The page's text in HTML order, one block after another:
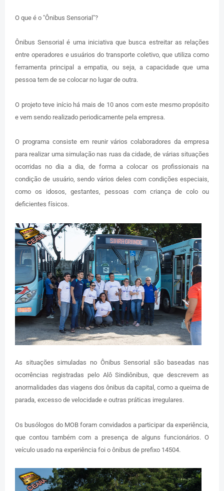
O que é o "Ônibus Sensorial"?
Ônibus Sensorial é uma iniciativa que busca estreitar as relações
entre operadores e usuários do transporte coletivo, que utiliza como
ferramenta principal a empatia, ou seja, a capacidade que uma
pessoa tem de se colocar no lugar de outra.
O projeto teve início há mais de 10 anos com este mesmo propósito
e vem sendo realizado periodicamente pela empresa.
O programa consiste em reunir vários colaboradores da empresa
para realizar uma simulação nas ruas da cidade, de várias situações
ocorridas no dia a dia, de forma a colocar os profissionais na
condição de usuário, sendo vários deles com condições especiais,
como os idosos, gestantes, pessoas com criança de colo ou
deficientes físicos.
As situações simuladas no Ônibus Sensorial são baseadas nas
ocorrências registradas pelo Alô Sindiônibus, que descrevem as
anormalidades das viagens dos ônibus da capital, como a queima de
parada, excesso de velocidade e outras práticas irregulares.
Os busólogos do MOB foram convidados a participar da experiência,
que contou também com a presença de alguns funcionários. O
veículo usado na experiência foi o ônibus de prefixo 14504.